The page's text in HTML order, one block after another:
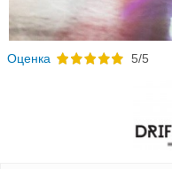
Oценка 5/5